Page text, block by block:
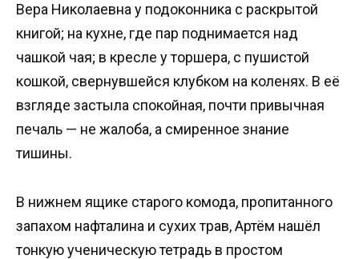
Вера Николаевна у подоконника с раскрытой
книгой; на кухне, где пар поднимается над
чашкой чая; в кресле у торшера, с пушистой
кошкой, свернувшейся клубком на коленях. В её
взгляде застыла спокойная, почти привычная
печаль — не жалоба, а смиренное знание
тишины.
В нижнем ящике старого комода, пропитанного
запахом нафталина и сухих трав, Артём нашёл
тонкую ученическую тетрадь в простом